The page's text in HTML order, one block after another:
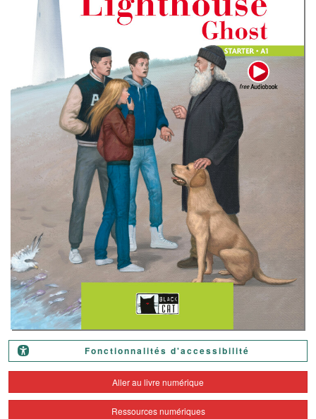
Fonctionnalités d'accessibilité
Aller au livre numérique
Ressources numériques